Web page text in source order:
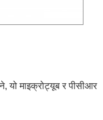
यो माइक्रोट्यूब र पीसीआर